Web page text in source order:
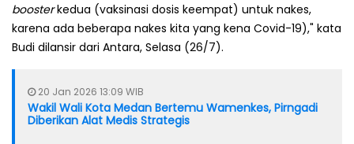
boosterkedua (vaksinasi dosis keempat) untuk nakes,
karena ada beberapa nakes kita yang kena Covid-19)," kata
Budi dilansir dari Antara, Selasa (26/7).
20 Jan 2026 13:09 WIB
Wakil Wali Kota Medan Bertemu Wamenkes, Pirngadi
Diberikan Alat Medis Strategis